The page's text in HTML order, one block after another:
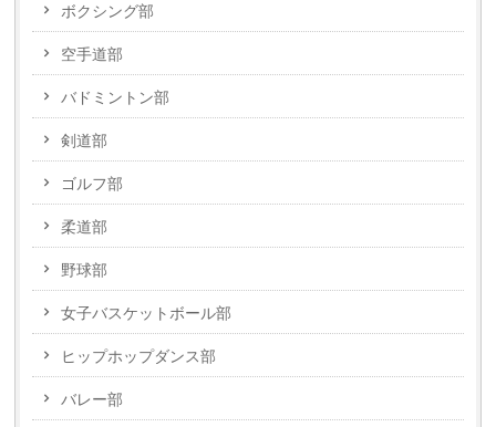
ボクシング部
空手道部
バドミントン部
剣道部
ゴルフ部
柔道部
野球部
女子バスケットボール部
ヒップホップダンス部
バレー部